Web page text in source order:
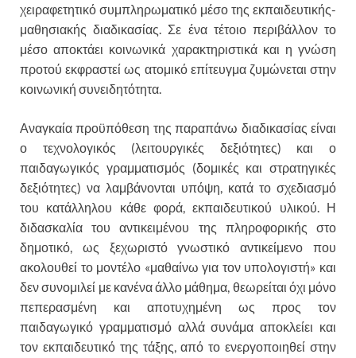
χειραφετητικό συμπληρωματικό μέσο της εκπαιδευτικής-
μαθησιακής διαδικασίας. Σε ένα τέτοιο περιβάλλον το
μέσο αποκτάει κοινωνικά χαρακτηριστικά και η γνώση
προτού εκφραστεί ως ατομικό επίτευγμα ζυμώνεται στην
κοινωνική συνειδητότητα.
Αναγκαία προϋπόθεση της παραπάνω διαδικασίας είναι
ο τεχνολογικός (λειτουργικές δεξιότητες) και ο
παιδαγωγικός γραμματισμός (δομικές και στρατηγικές
δεξιότητες) να λαμβάνονται υπόψη, κατά το σχεδιασμό
του κατάλληλου κάθε φορά, εκπαιδευτικού υλικού. Η
διδασκαλία του αντικειμένου της πληροφορικής στο
δημοτικό, ως ξεχωριστό γνωστικό αντικείμενο που
ακολουθεί το μοντέλο «μαθαίνω για τον υπολογιστή» και
δεν συνομιλεί με κανένα άλλο μάθημα, θεωρείται όχι μόνο
πεπερασμένη και αποτυχημένη ως προς τον
παιδαγωγικό γραμματισμό αλλά συνάμα αποκλείει και
τον εκπαιδευτικό της τάξης, από το ενεργοποιηθεί στην